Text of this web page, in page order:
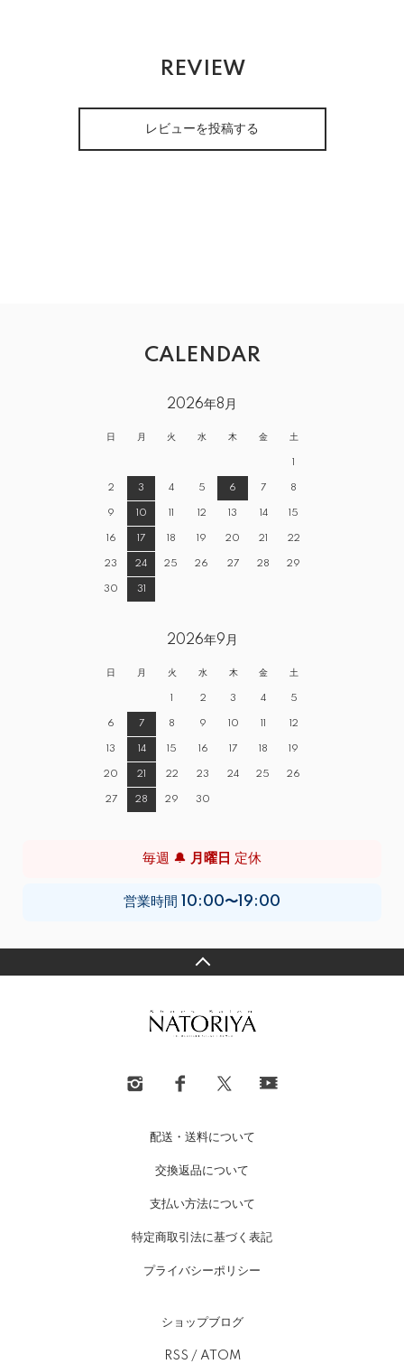
REVIEW
レビューを投稿する
CALENDAR
2026年8月
日 月 火 水 木 金 土
2 3 4 5 6 7 8
9 10 12 13 14 15
16 17 18 19 20 21 22
23 24 25 26 27 28 29
30 31
2026年9月
日 月 火 水 木 金 土
2 3 4 5
6 7 8 9 10 12
13 14 15 16 17 18 19
20 21 22 23 24 25 26
27 28 29 30
毎週 🔔 月曜日 定休
営業時間 10:00〜19:00
配送・送料について
交換返品について
支払い方法について
特定商取引法に基づく表記
プライバシーポリシー
ショップブログ
RSS / ATOM